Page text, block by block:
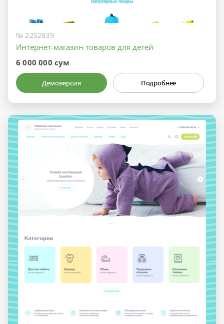
№ 2252839
Интернет-магазин товаров для детей
6 000 000 сум
Демоверсия Подробнее